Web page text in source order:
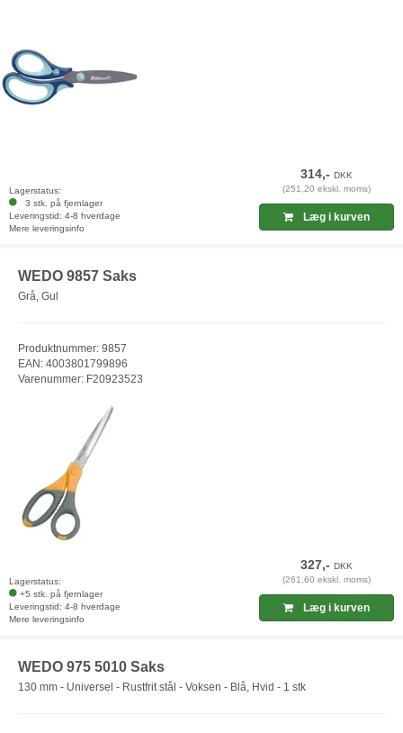
Lagerstatus:
3 stk. på fjernlager
Leveringstid: 4-8 hverdage
Mere leveringsinfo
314,-DKK
(251,20 ekskl. moms)
Læg i kurven
WEDO 9857 Saks
Grå, Gul
Produktnummer: 9857
EAN: 4003801799896
Varenummer: F20923523
Lagerstatus:
+5 stk. på fjernlager
Leveringstid: 4-8 hverdage
Mere leveringsinfo
327,-DKK
(261,60 ekskl. moms)
Læg i kurven
WEDO 975 5010 Saks
130 mm - Universel - Rustfrit stål - Voksen - Blå, Hvid - 1 stk